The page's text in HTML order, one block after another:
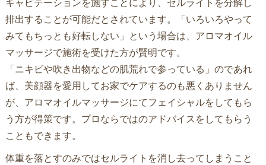
排出することが可能だとされています。「いろいろやって
みてもちっとも好転しない」という場合は、アロマオイル
マッサージで施術を受けた方が賢明です。
「ニキビや吹き出物などの肌荒れで参っている」のであれ
ば、美顔器を愛用してお家でケアするのも悪くありません
が、アロマオイルマッサージにてフェイシャルをしてもら
う方が得策です。プロならではのアドバイスをしてもらう
こともできます。
体重を落とすのみではセルライトを消し去ってしまうこと